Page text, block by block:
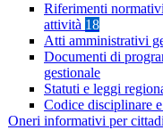
Riferimenti
attività 18
Atti amministrativi
Documenti di
gestionale
Statuti e leggi
Codice disciplinare
Oneri informativi per